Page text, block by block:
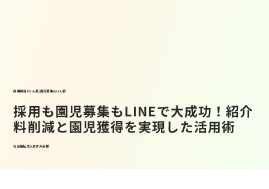
採用担当らいん君/園児募集らいん君
採用も園児募集もLINEで大成功！紹介
料削減と園児獲得を実現した活用術
社会福祉法人あざみ会 様